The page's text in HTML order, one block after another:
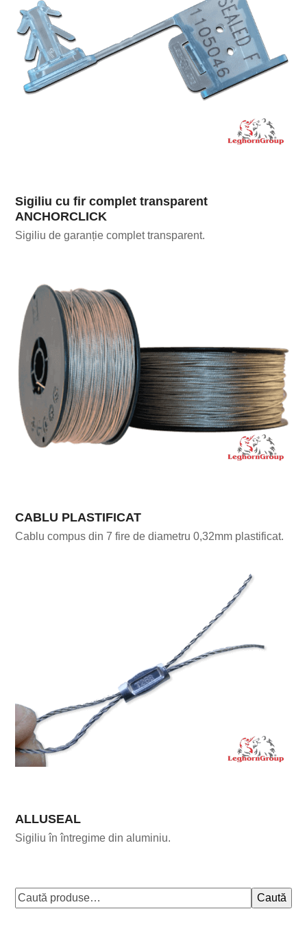
Sigiliu cu fir complet transparent
ANCHORCLICK
Sigiliu de garanție complet transparent.
CABLU PLASTIFICAT
Cablu compus din 7 fire de diametru 0,32mm plastificat.
ALLUSEAL
Sigiliu în întregime din aluminiu.
Caută